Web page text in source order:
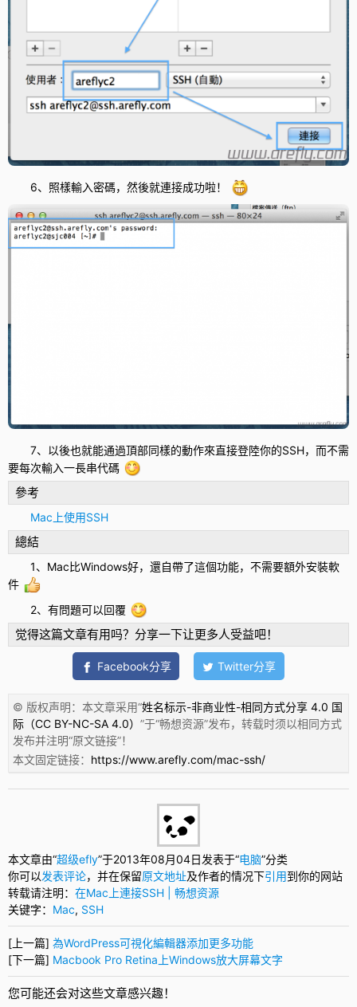
6、照樣輸入密碼，然後就連接成功啦！
7、以後也就能通過頂部同樣的動作來直接登陸你的SSH，而不需
要每次輸入一長串代碼
參考
Mac上使用SSH
總結
1、Mac比Windows好，還自帶了這個功能，不需要額外安裝軟
件
2、有問題可以回覆
觉得这篇文章有用吗？分享一下让更多人受益吧！
Facebook分享 Twitter分享
© 版权声明：本文章采用“姓名标示-非商业性-相同方式分享 4.0 国
际（CC BY-NC-SA 4.0） ”于“畅想资源”发布，转载时须以相同方式
发布并注明“原文链接”！
本文固定链接： https://www.arefly.com/mac-ssh/
本文章由“超级efly”于2013年08月04日发表于“电脑”分类
你可以发表评论，并在保留原文地址及作者的情况下引用到你的网站
转载请注明： 在Mac上連接SSH | 畅想资源
关键字： Mac, SSH
[上一篇] 為WordPress可視化編輯器添加更多功能
[下一篇] Macbook Pro Retina上Windows放大屏幕文字
您可能还会对这些文章感兴趣！